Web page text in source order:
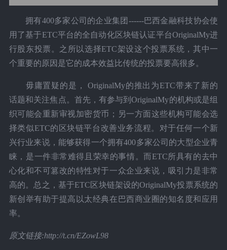
拥有400多家公司的企业集团------巴西金融科技协会使
用了基于ETC平台的全自动化区块链认证平台OriginalMy进
行股东投票。之所以选择ETC架设这个投票系统，其中一
个重要的原因是它的成本效益比传统的投票要高很多。
毋庸置疑的是， OriginalMy的推出为ETC带来了新的
话题和关注焦点。首先，有参与到OriginalMy的机构或是组
织可能会重新审视加密货币；另一方面这些机构可能会选
择类似ETC的区块链平台改善业务流程。对于任何一个新
兴行业来说，能够获得一个拥有400多家公司的大型企业青
睐，是一件非常难得且荣幸的事情。而ETC所具有的去中
心化和不可篡改的特性对于一众企业来说，吸引力是非常
高的。总之，基于ETC区块链架设的OriginalMy投票系统的
新创举有助于提高以太经典在巴西商业圈的知名度和应用
率。
原文链接:http://t.cn/EZowL98